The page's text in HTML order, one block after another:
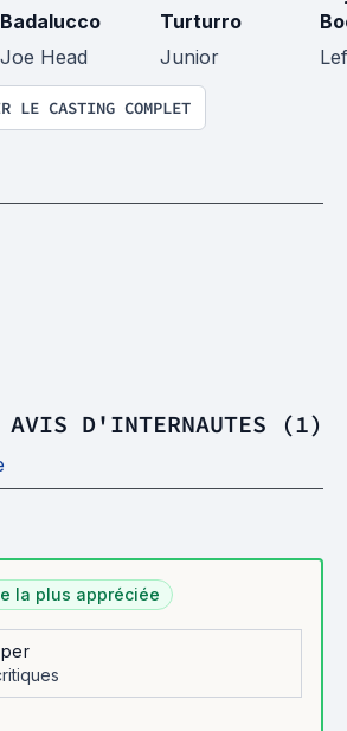
Badalucco
Joe Head
Turturro
Junior
LE CASTING COMPLET
D'INTERNAUTES (1)
la plus appréciée